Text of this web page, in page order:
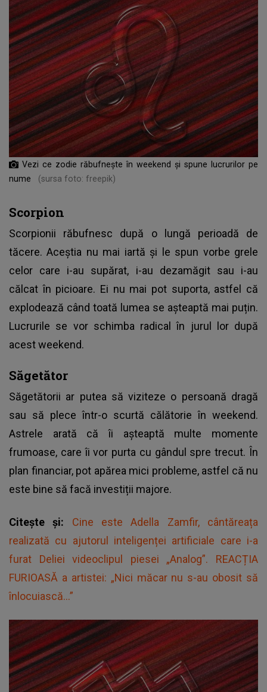
Vezi ce zodie răbufnește în weekend și spune lucrurilor pe
nume
(sursa foto: freepik)
Scorpion
Scorpionii răbufnesc după o lungă perioadă de
tăcere. Aceștia nu mai iartă și le spun vorbe grele
celor care i-au supărat, i-au dezamăgit sau i-au
călcat în picioare. Ei nu mai pot suporta, astfel că
explodează când toată lumea se așteaptă mai puțin.
Lucrurile se vor schimba radical în jurul lor după
acest weekend.
Săgetător
Săgetătorii ar putea să viziteze o persoană dragă
sau să plece într-o scurtă călătorie în weekend.
Astrele arată că îi așteaptă multe momente
frumoase, care îi vor purta cu gândul spre trecut. În
plan financiar, pot apărea mici probleme, astfel că nu
este bine să facă investiții majore.
Citește și: Cine este Adella Zamfir, cântăreața
realizată cu ajutorul inteligenței artificiale care i-a
furat Deliei videoclipul piesei „Analog”. REACȚIA
FURIOASĂ a artistei: „Nici măcar nu s-au obosit să
înlocuiască...”